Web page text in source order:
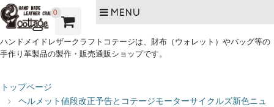
0 MENU
ハンドメイドレザークラフトコテージは、財布（ウォレット）やバッグ等の
手作り革製品の製作・販売通販ショップです。
トップページ
ヘルメット値段改正予告とコテージモーターサイクルズ新色ニュ